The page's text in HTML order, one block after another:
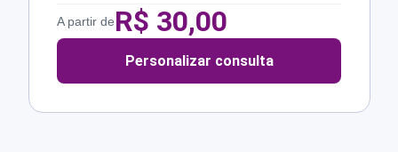
A partir deR$ 30,00
Personalizar consulta